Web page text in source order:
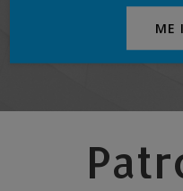
ME